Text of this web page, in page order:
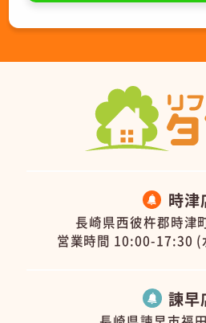
時津
長崎県西彼杵郡時津
営業時間 10:00-17:30 (
諫早